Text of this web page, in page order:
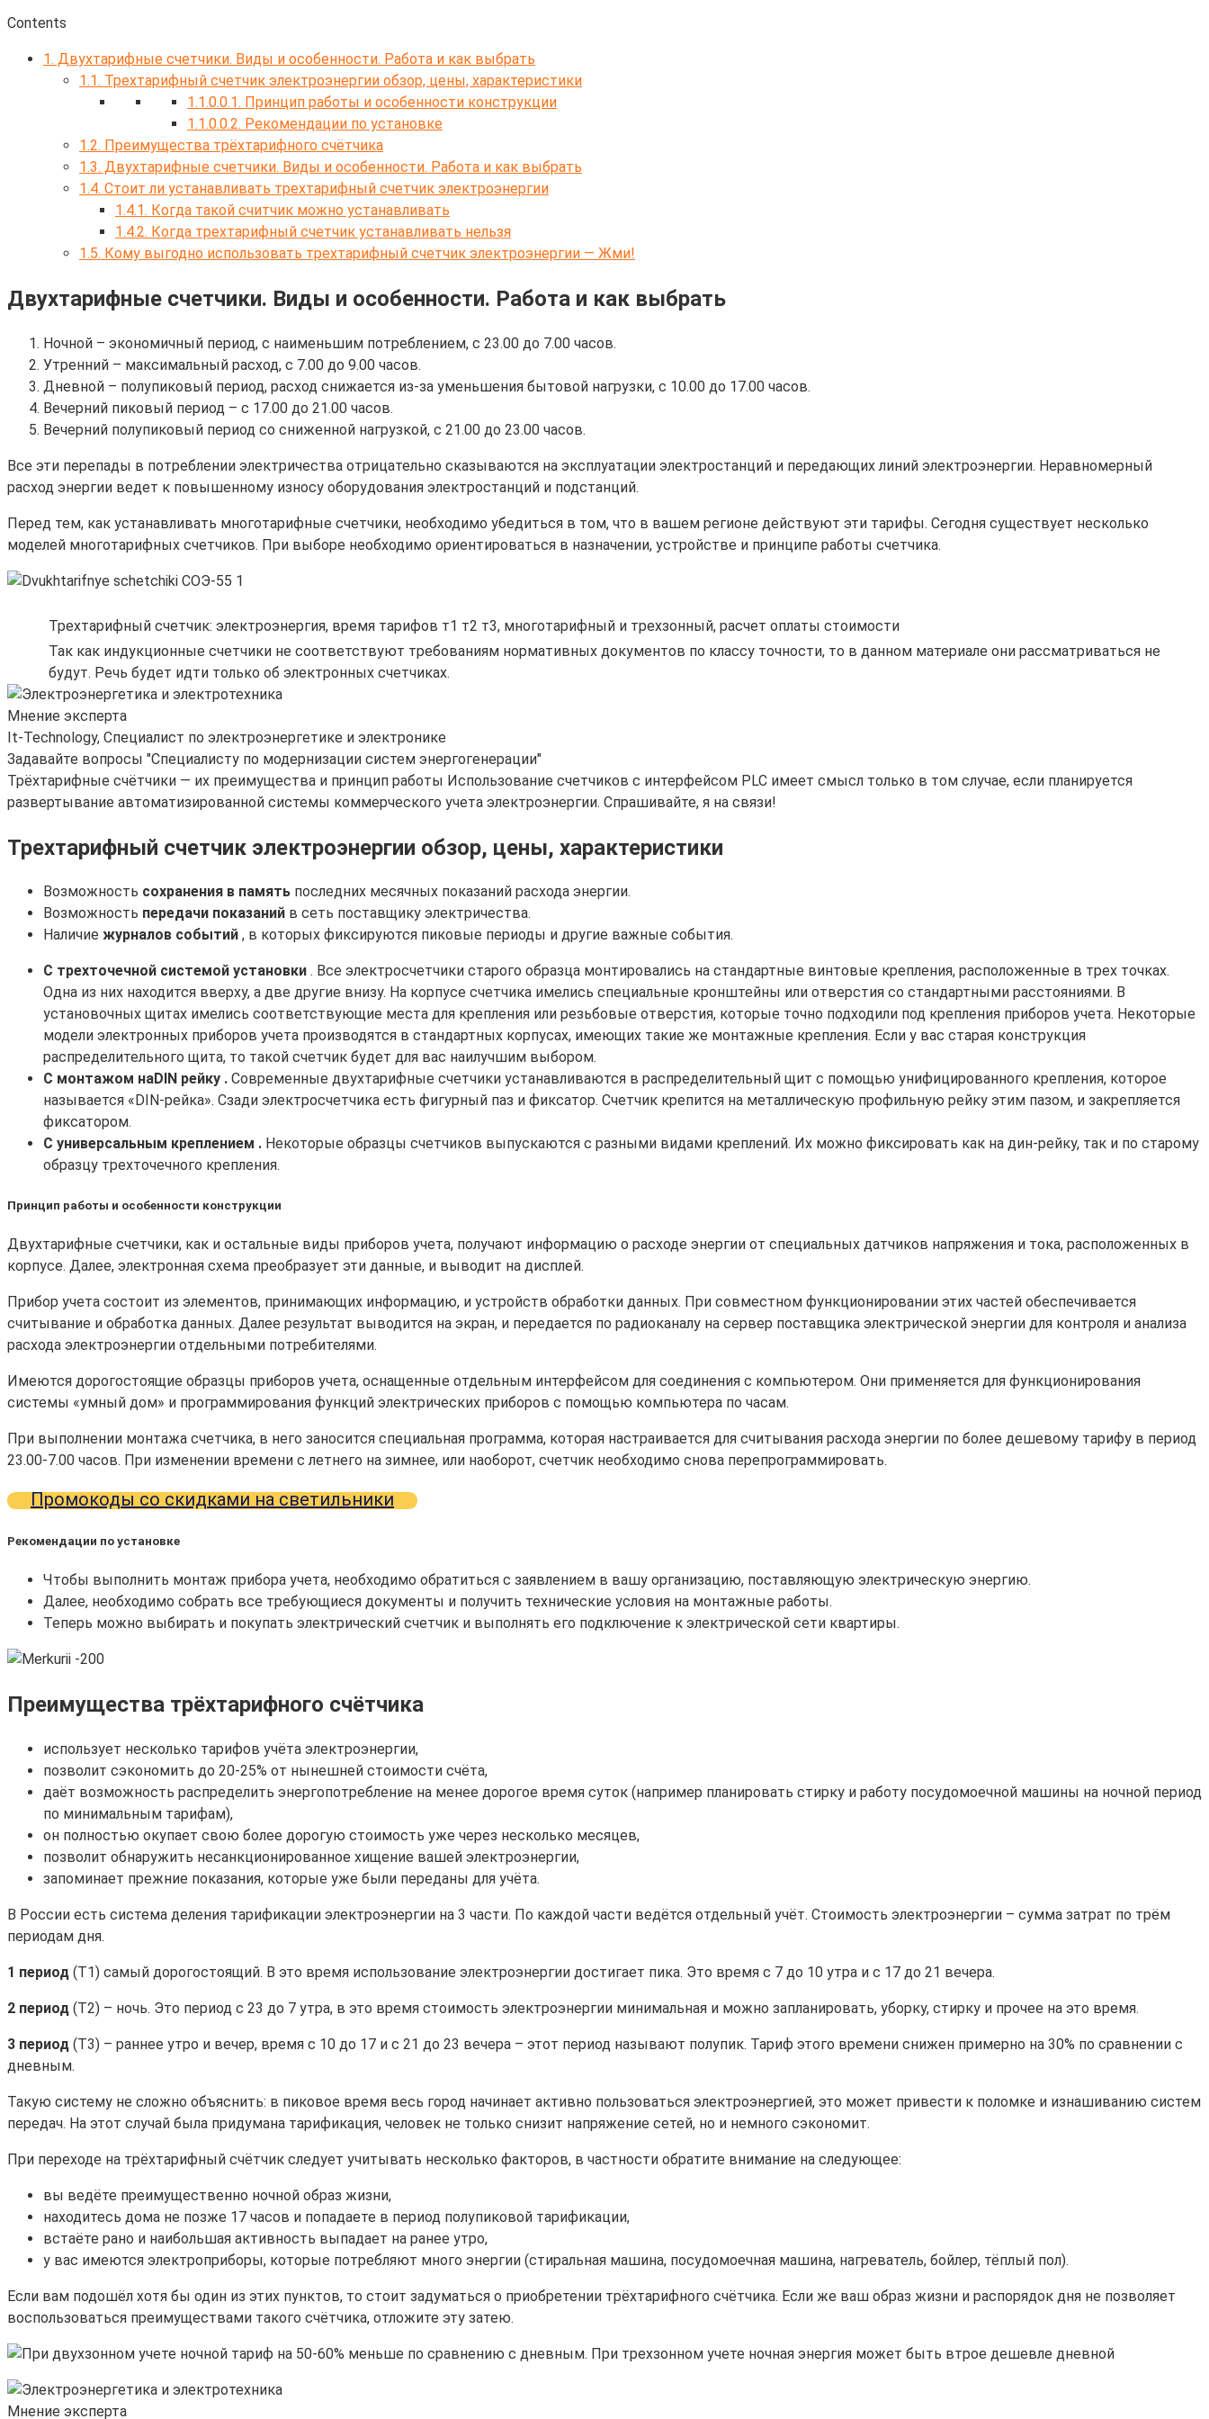
Contents
1. Двухтарифные счетчики. Виды и особенности. Работа и как выбрать
1.1. Трехтарифный счетчик электроэнергии обзор, цены, характеристики
1.1.0.0.1. Принцип работы и особенности конструкции
1.1.0.0.2. Рекомендации по установке
1.2. Преимущества трёхтарифного счётчика
1.3. Двухтарифные счетчики. Виды и особенности. Работа и как выбрать
1.4. Стоит ли устанавливать трехтарифный счетчик электроэнергии
1.4.1. Когда такой считчик можно устанавливать
1.4.2. Когда трехтарифный счетчик устанавливать нельзя
1.5. Кому выгодно использовать трехтарифный счетчик электроэнергии — Жми!
Двухтарифные счетчики. Виды и особенности. Работа и как выбрать
Ночной – экономичный период, с наименьшим потреблением, с 23.00 до 7.00 часов.
Утренний – максимальный расход, с 7.00 до 9.00 часов.
Дневной – полупиковый период, расход снижается из-за уменьшения бытовой нагрузки, с 10.00 до 17.00 часов.
Вечерний пиковый период – с 17.00 до 21.00 часов.
Вечерний полупиковый период со сниженной нагрузкой, с 21.00 до 23.00 часов.
Все эти перепады в потреблении электричества отрицательно сказываются на эксплуатации электростанций и передающих линий электроэнергии. Неравномерный
расход энергии ведет к повышенному износу оборудования электростанций и подстанций.
Перед тем, как устанавливать многотарифные счетчики, необходимо убедиться в том, что в вашем регионе действуют эти тарифы. Сегодня существует несколько
моделей многотарифных счетчиков. При выборе необходимо ориентироваться в назначении, устройстве и принципе работы счетчика.
Трехтарифный счетчик: электроэнергия, время тарифов т1 т2 т3, многотарифный и трехзонный, расчет оплаты стоимости
Так как индукционные счетчики не соответствуют требованиям нормативных документов по классу точности, то в данном материале они рассматриваться не
будут. Речь будет идти только об электронных счетчиках.
Мнение эксперта
It-Technology, Cпециалист по электроэнергетике и электронике
Задавайте вопросы "Специалисту по модернизации систем энергогенерации"
Трёхтарифные счётчики — их преимущества и принцип работы Использование счетчиков с интерфейсом PLC имеет смысл только в том случае, если планируется
развертывание автоматизированной системы коммерческого учета электроэнергии. Спрашивайте, я на связи!
Трехтарифный счетчик электроэнергии обзор, цены, характеристики
Возможность сохранения в память последних месячных показаний расхода энергии.
Возможность передачи показаний в сеть поставщику электричества.
Наличие журналов событий , в которых фиксируются пиковые периоды и другие важные события.
С трехточечной системой установки . Все электросчетчики старого образца монтировались на стандартные винтовые крепления, расположенные в трех точках.
Одна из них находится вверху, а две другие внизу. На корпусе счетчика имелись специальные кронштейны или отверстия со стандартными расстояниями. В
установочных щитах имелись соответствующие места для крепления или резьбовые отверстия, которые точно подходили под крепления приборов учета. Некоторые
модели электронных приборов учета производятся в стандартных корпусах, имеющих такие же монтажные крепления. Если у вас старая конструкция
распределительного щита, то такой счетчик будет для вас наилучшим выбором.
С монтажом наDIN рейку . Современные двухтарифные счетчики устанавливаются в распределительный щит с помощью унифицированного крепления, которое
называется «DIN-рейка». Сзади электросчетчика есть фигурный паз и фиксатор. Счетчик крепится на металлическую профильную рейку этим пазом, и закрепляется
фиксатором.
С универсальным креплением . Некоторые образцы счетчиков выпускаются с разными видами креплений. Их можно фиксировать как на дин-рейку, так и по старому
образцу трехточечного крепления.
Принцип работы и особенности конструкции
Двухтарифные счетчики, как и остальные виды приборов учета, получают информацию о расходе энергии от специальных датчиков напряжения и тока, расположенных в
корпусе. Далее, электронная схема преобразует эти данные, и выводит на дисплей.
Прибор учета состоит из элементов, принимающих информацию, и устройств обработки данных. При совместном функционировании этих частей обеспечивается
считывание и обработка данных. Далее результат выводится на экран, и передается по радиоканалу на сервер поставщика электрической энергии для контроля и анализа
расхода электроэнергии отдельными потребителями.
Имеются дорогостоящие образцы приборов учета, оснащенные отдельным интерфейсом для соединения с компьютером. Они применяется для функционирования
системы «умный дом» и программирования функций электрических приборов с помощью компьютера по часам.
При выполнении монтажа счетчика, в него заносится специальная программа, которая настраивается для считывания расхода энергии по более дешевому тарифу в период
23.00-7.00 часов. При изменении времени с летнего на зимнее, или наоборот, счетчик необходимо снова перепрограммировать.
Промокоды со скидками на светильники
Рекомендации по установке
Чтобы выполнить монтаж прибора учета, необходимо обратиться с заявлением в вашу организацию, поставляющую электрическую энергию.
Далее, необходимо собрать все требующиеся документы и получить технические условия на монтажные работы.
Теперь можно выбирать и покупать электрический счетчик и выполнять его подключение к электрической сети квартиры.
Преимущества трёхтарифного счётчика
использует несколько тарифов учёта электроэнергии,
позволит сэкономить до 20-25% от нынешней стоимости счёта,
даёт возможность распределить энергопотребление на менее дорогое время суток (например планировать стирку и работу посудомоечной машины на ночной период
по минимальным тарифам),
он полностью окупает свою более дорогую стоимость уже через несколько месяцев,
позволит обнаружить несанкционированное хищение вашей электроэнергии,
запоминает прежние показания, которые уже были переданы для учёта.
В России есть система деления тарификации электроэнергии на 3 части. По каждой части ведётся отдельный учёт. Стоимость электроэнергии – сумма затрат по трём
периодам дня.
1 период (Т1) самый дорогостоящий. В это время использование электроэнергии достигает пика. Это время с 7 до 10 утра и с 17 до 21 вечера.
2 период (Т2) – ночь. Это период с 23 до 7 утра, в это время стоимость электроэнергии минимальная и можно запланировать, уборку, стирку и прочее на это время.
3 период (Т3) – раннее утро и вечер, время с 10 до 17 и с 21 до 23 вечера – этот период называют полупик. Тариф этого времени снижен примерно на 30% по сравнении с
дневным.
Такую систему не сложно объяснить: в пиковое время весь город начинает активно пользоваться электроэнергией, это может привести к поломке и изнашиванию систем
передач. На этот случай была придумана тарификация, человек не только снизит напряжение сетей, но и немного сэкономит.
При переходе на трёхтарифный счётчик следует учитывать несколько факторов, в частности обратите внимание на следующее:
вы ведёте преимущественно ночной образ жизни,
находитесь дома не позже 17 часов и попадаете в период полупиковой тарификации,
встаёте рано и наибольшая активность выпадает на ранее утро,
у вас имеются электроприборы, которые потребляют много энергии (стиральная машина, посудомоечная машина, нагреватель, бойлер, тёплый пол).
Если вам подошёл хотя бы один из этих пунктов, то стоит задуматься о приобретении трёхтарифного счётчика. Если же ваш образ жизни и распорядок дня не позволяет
воспользоваться преимуществами такого счётчика, отложите эту затею.
Мнение эксперта